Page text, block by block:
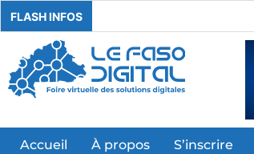
FLASH INFOS
Accueil À propos S’inscrire